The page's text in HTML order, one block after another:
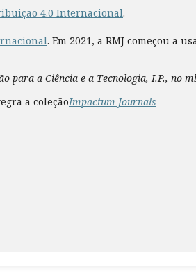
4.0 Internacional.
. Em 2021, a RMJ começou a
para a Ciência e a Tecnologia, I.P., no
a coleçãoImpactum Journals